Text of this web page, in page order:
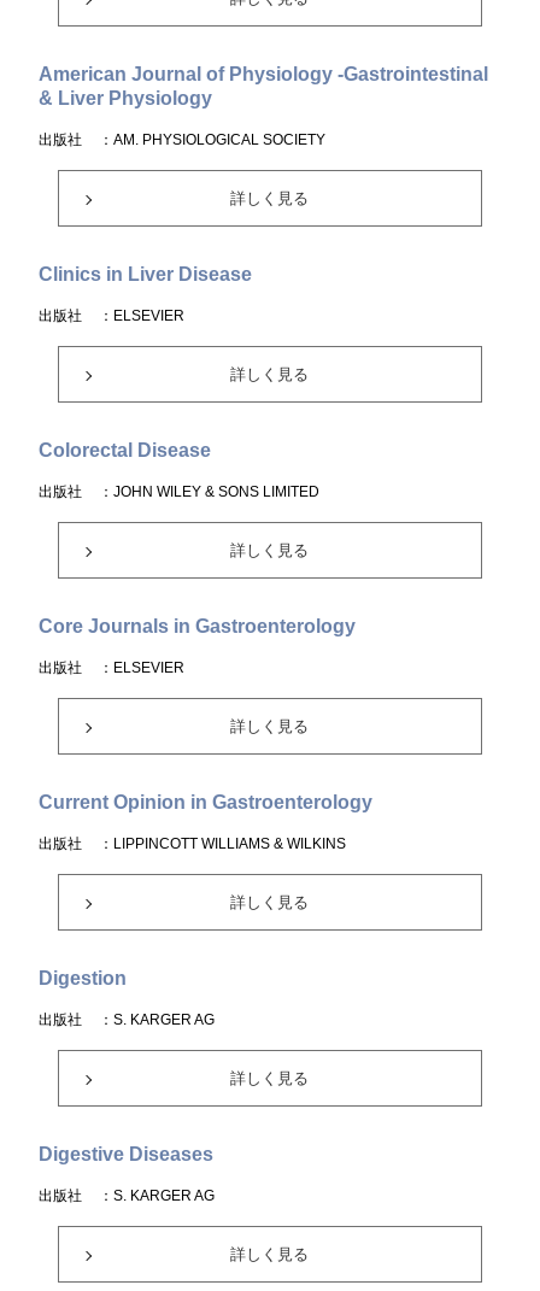
American Journal of Physiology -Gastrointestinal
& Liver Physiology
出版社 ：AM. PHYSIOLOGICAL SOCIETY
詳しく見る
Clinics in Liver Disease
出版社 ：ELSEVIER
詳しく見る
Colorectal Disease
出版社 ：JOHN WILEY & SONS LIMITED
詳しく見る
Core Journals in Gastroenterology
出版社 ：ELSEVIER
詳しく見る
Current Opinion in Gastroenterology
出版社 ：LIPPINCOTT WILLIAMS & WILKINS
詳しく見る
Digestion
出版社 ：S. KARGER AG
詳しく見る
Digestive Diseases
出版社 ：S. KARGER AG
詳しく見る